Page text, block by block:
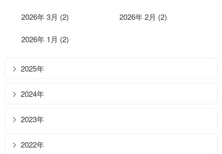
2026年 3月 (2) 2026年 2月 (2)
2026年 1月 (2)
2025年
2024年
2023年
2022年